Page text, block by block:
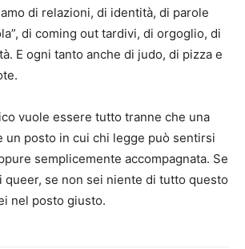
di relazioni, di identità, di parole
di coming out tardivi, di orgoglio, di
E ogni tanto anche di judo, di pizza e
vuole essere tutto tranne che una
un posto in cui chi legge può sentirsi
semplicemente accompagnata. Se
queer, se non sei niente di tutto questo
nel posto giusto.